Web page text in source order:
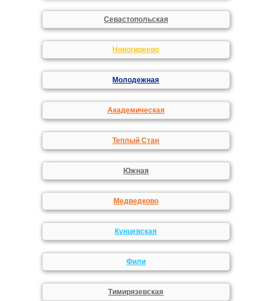
Севастопольская
Новогиреево
Молодежная
Академическая
Теплый Стан
Южная
Медведково
Кунцевская
Фили
Тимирязевская